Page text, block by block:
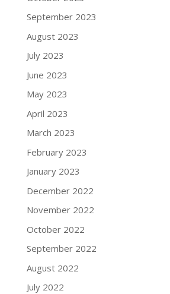
September 2023
August 2023
July 2023
June 2023
May 2023
April 2023
March 2023
February 2023
January 2023
December 2022
November 2022
October 2022
September 2022
August 2022
July 2022